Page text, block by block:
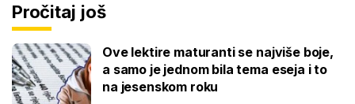
Pročitaj još
Ove lektire maturanti se najviše boje,
a samo je jednom bila tema eseja i to
na jesenskom roku